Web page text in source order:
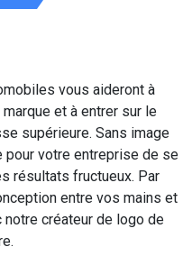
vous aideront à
et à entrer sur le
supérieure. Sans image
pour votre entreprise de se
résultats fructueux. Par
entre vos mains et
créateur de logo de